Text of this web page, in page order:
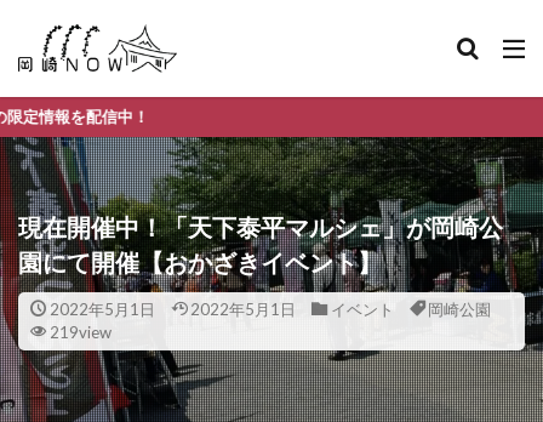
現在開催中！「天下泰平マルシェ」が岡崎公
園にて開催【おかざきイベント】
2022年5月1日 2022年5月1日 イベント
岡崎公園
219view